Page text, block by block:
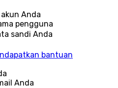
Anda
pengguna
sandi Anda
bantuan
Anda